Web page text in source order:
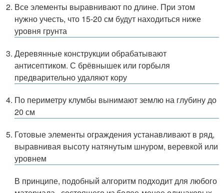
Все элементы выравнивают по длине. При этом
нужно учесть, что 15-20 см будут находиться ниже
уровня грунта
Деревянные конструкции обрабатывают
антисептиком. С брёвнышек или горбыля
предварительно удаляют кору
По периметру клумбы вынимают землю на глубину до
20 см
Готовые элементы ограждения устанавливают в ряд,
выравнивая высоту натянутым шнуром, веревкой или
уровнем
В принципе, подобный алгоритм подходит для любого